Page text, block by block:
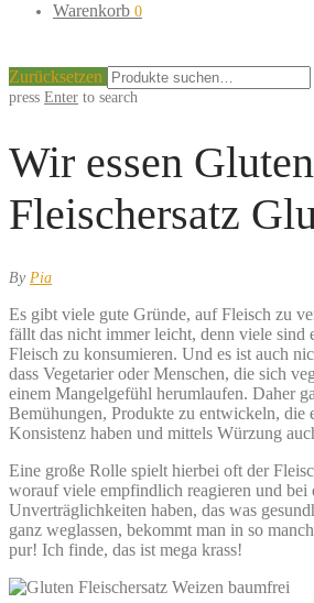
Warenkorb 0
Zurücksetzen
press Enter to search
Wir essen
Fleischersatz
By Pia
Es gibt viele gute Gründe, auf Fleisch zu
fällt das nicht immer leicht, denn viele sind
Fleisch zu konsumieren. Und es ist auch
dass Vegetarier oder Menschen, die sich
einem Mangelgefühl herumlaufen. Daher
Bemühungen, Produkte zu entwickeln, die
Konsistenz haben und mittels Würzung
Eine große Rolle spielt hierbei oft der
worauf viele empfindlich reagieren und bei
Unverträglichkeiten haben, das was
ganz weglassen, bekommt man in so
pur! Ich finde, das ist mega krass!